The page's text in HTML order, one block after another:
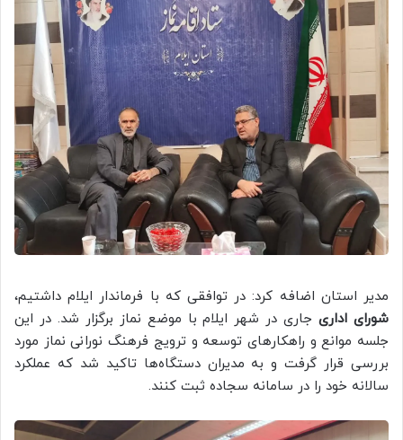
مدیر استان اضافه کرد: در توافقی که با فرماندار ایلام داشتیم،
شورای اداریجاری در شهر ایلام با موضع نماز برگزار شد. در این
جلسه موانع و راهکارهای توسعه و ترویج فرهنگ نورانی نماز مورد
بررسی قرار گرفت و به مدیران دستگاه‌ها تاکید شد که عملکرد
سالانه خود را در سامانه سجاده ثبت کنند.